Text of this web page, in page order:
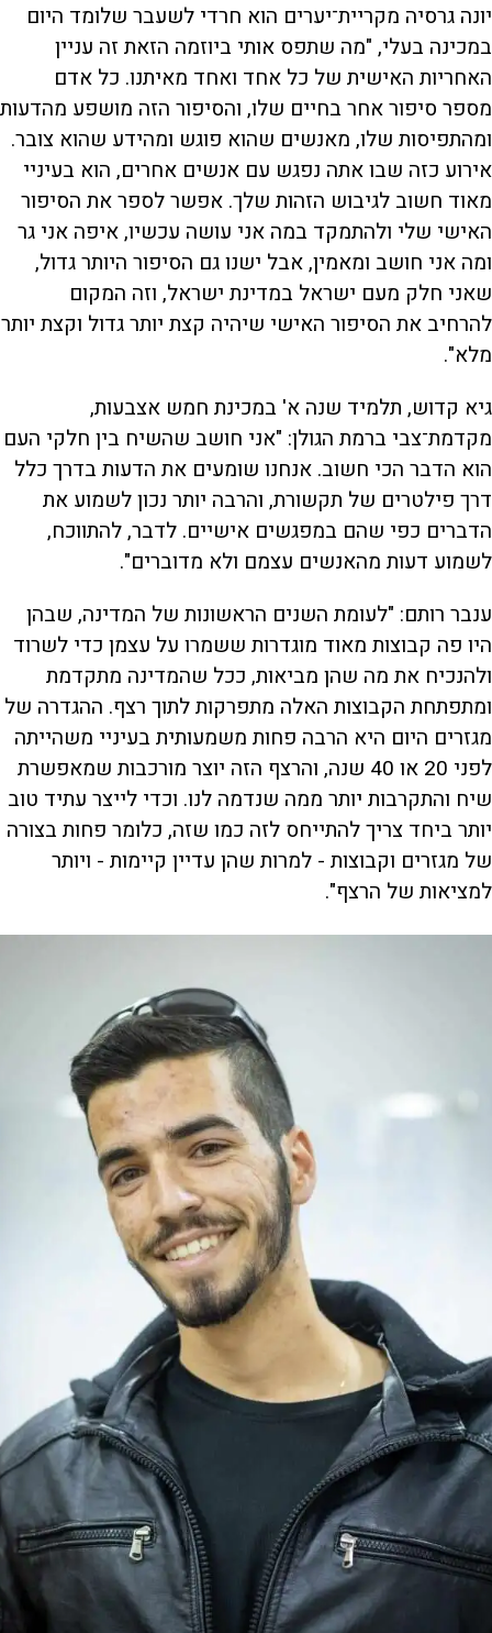
יונה גרסיה מקריית־יערים הוא חרדי לשעבר שלומד היום
במכינה בעלי, "מה שתפס אותי ביוזמה הזאת זה עניין
האחריות האישית של כל אחד ואחד מאיתנו. כל אדם
מספר סיפור אחר בחיים שלו, והסיפור הזה מושפע מהדעות
ומהתפיסות שלו, מאנשים שהוא פוגש ומהידע שהוא צובר.
אירוע כזה שבו אתה נפגש עם אנשים אחרים, הוא בעיניי
מאוד חשוב לגיבוש הזהות שלך. אפשר לספר את הסיפור
האישי שלי ולהתמקד במה אני עושה עכשיו, איפה אני גר
ומה אני חושב ומאמין, אבל ישנו גם הסיפור היותר גדול,
שאני חלק מעם ישראל במדינת ישראל, וזה המקום
להרחיב את הסיפור האישי שיהיה קצת יותר גדול וקצת יותר
מלא".
גיא קדוש, תלמיד שנה א' במכינת חמש אצבעות,
מקדמת־צבי ברמת הגולן: "אני חושב שהשיח בין חלקי העם
הוא הדבר הכי חשוב. אנחנו שומעים את הדעות בדרך כלל
דרך פילטרים של תקשורת, והרבה יותר נכון לשמוע את
הדברים כפי שהם במפגשים אישיים. לדבר, להתווכח,
לשמוע דעות מהאנשים עצמם ולא מדוברים".
ענבר רותם: "לעומת השנים הראשונות של המדינה, שבהן
היו פה קבוצות מאוד מוגדרות ששמרו על עצמן כדי לשרוד
ולהנכיח את מה שהן מביאות, ככל שהמדינה מתקדמת
ומתפתחת הקבוצות האלה מתפרקות לתוך רצף. ההגדרה של
מגזרים היום היא הרבה פחות משמעותית בעיניי משהייתה
לפני 20 או 40 שנה, והרצף הזה יוצר מורכבות שמאפשרת
שיח והתקרבות יותר ממה שנדמה לנו. וכדי לייצר עתיד טוב
יותר ביחד צריך להתייחס לזה כמו שזה, כלומר פחות בצורה
של מגזרים וקבוצות - למרות שהן עדיין קיימות - ויותר
למציאות של הרצף".